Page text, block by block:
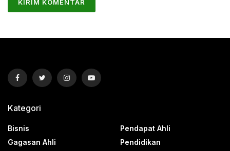
Kategori
Bisnis
Gagasan Ahli
Pendapat Ahli
Pendidikan